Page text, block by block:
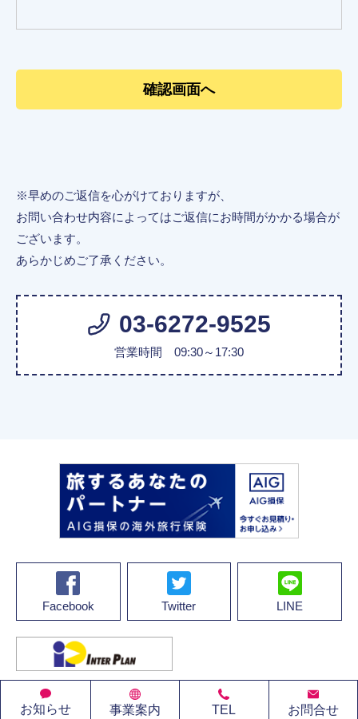
※早めのご返信を心がけておりますが、
お問い合わせ内容によってはご返信にお時間がかかる場合が
ございます。
あらかじめご了承ください。
03-6272-9525
営業時間 09:30～17:30
Facebook Twitter LINE
© 2022 株式会社インタープラン・コーポレーション
お知らせ 事業案内 TEL お問合せ